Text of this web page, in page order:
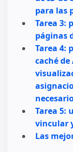
para las
Tarea 3:
páginas
Tarea 4:
caché
Tarea 5:
vincular
Las